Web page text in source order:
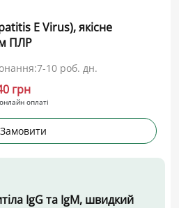
Е Virus), якісне
ПЛР
7-10 роб. дн.
грн
оплаті
Замовити
IgG та IgM, швидкий